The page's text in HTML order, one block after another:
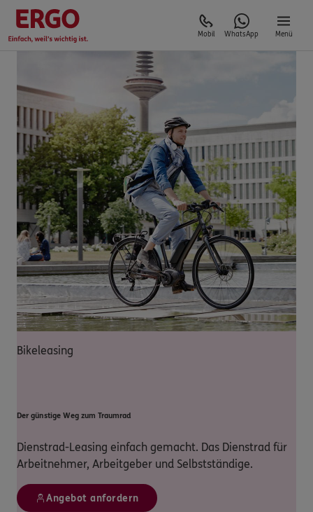
Mobil WhatsApp Menü
Bikeleasing
Der günstige Weg zum Traumrad
Dienstrad-Leasing einfach gemacht. Das Dienstrad für
Arbeitnehmer, Arbeitgeber und Selbstständige.
Angebot anfordern